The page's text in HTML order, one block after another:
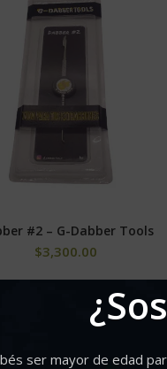
ser mayor de edad
AÑADIR AL CARRITO
#2 – G-Dabber Tools
$3,300.00